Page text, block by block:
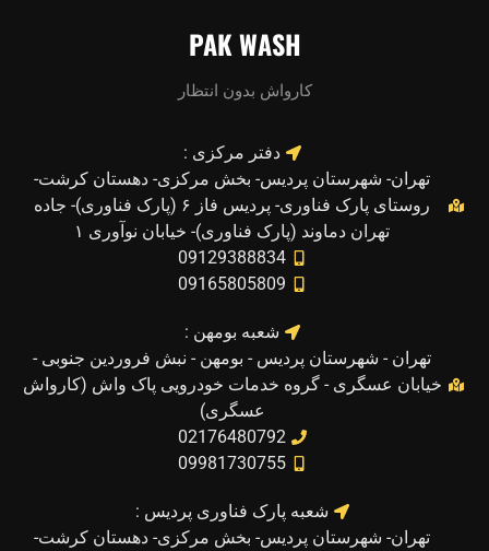
PAK WASH
کارواش بدون انتظار
دفتر مرکزی :
تهران- شهرستان پردیس- بخش مرکزی- دهستان کرشت-
روستای پارک فناوری- پردیس فاز ۶ (پارک فناوری)- جاده
تهران دماوند (پارک فناوری)- خیابان نوآوری ۱
09129388834
09165805809
شعبه بومهن :
تهران - شهرستان پردیس - بومهن - نبش فروردین جنوبی -
خیابان عسگری - گروه خدمات خودرویی پاک واش (کارواش
عسگری)
02176480792
09981730755
شعبه پارک فناوری پردیس :
تهران- شهرستان پردیس- بخش مرکزی- دهستان کرشت-